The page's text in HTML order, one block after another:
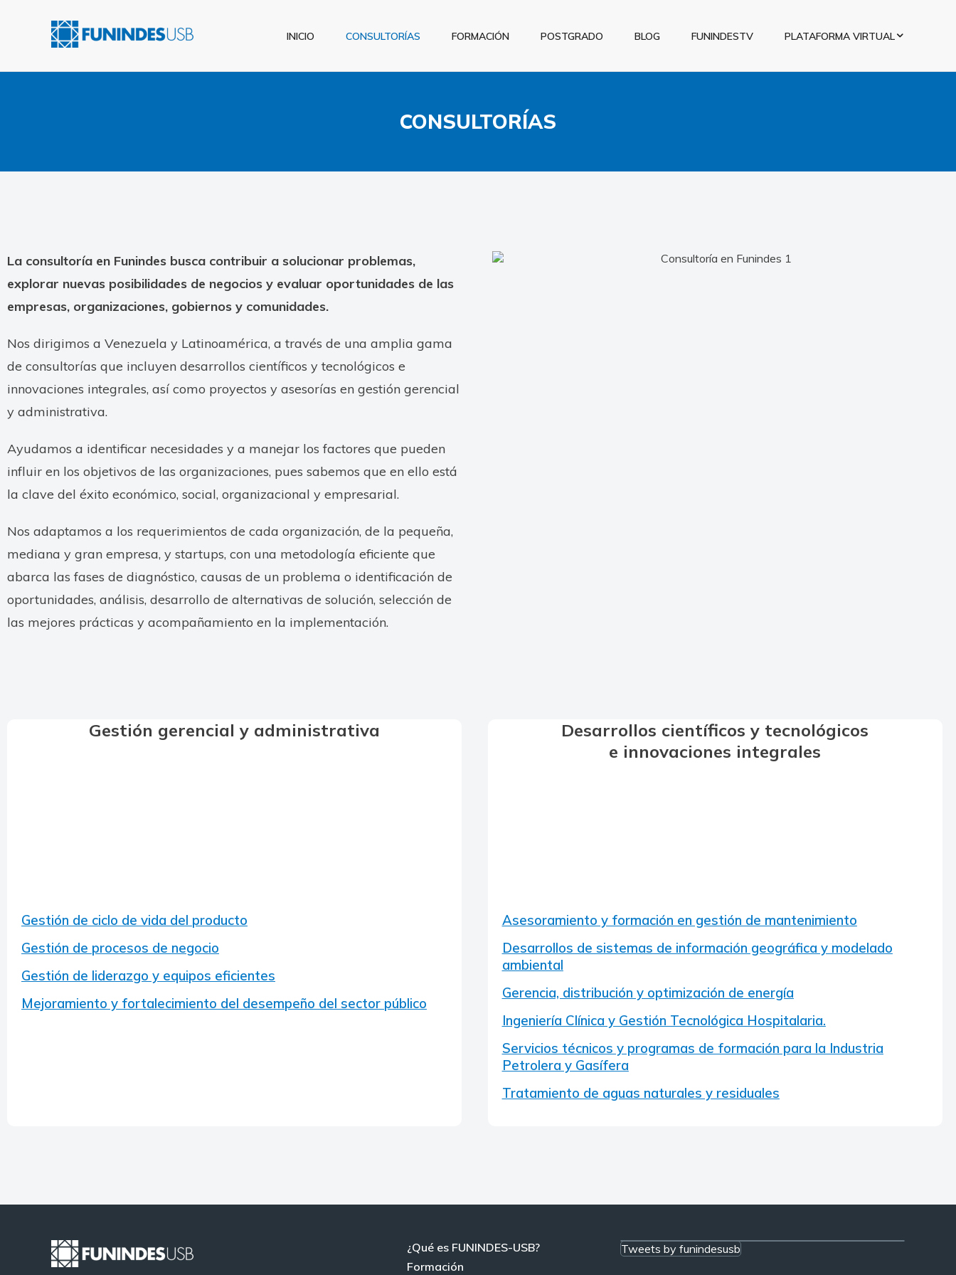
INICIO CONSULTORÍAS FORMACIÓN POSTGRADO BLOG FUNINDESTV PLATAFORMA VIRTUAL
CONSULTORÍAS
La consultoría en Funindes busca contribuir a solucionar problemas,
explorar nuevas posibilidades de negocios y evaluar oportunidades de las
empresas, organizaciones, gobiernos y comunidades.
Nos dirigimos a Venezuela y Latinoamérica, a través de una amplia gama
de consultorías que incluyen desarrollos científicos y tecnológicos e
innovaciones integrales, así como proyectos y asesorías en gestión gerencial
y administrativa.
Ayudamos a identificar necesidades y a manejar los factores que pueden
influir en los objetivos de las organizaciones, pues sabemos que en ello está
la clave del éxito económico, social, organizacional y empresarial.
Nos adaptamos a los requerimientos de cada organización, de la pequeña,
mediana y gran empresa, y startups, con una metodología eficiente que
abarca las fases de diagnóstico, causas de un problema o identificación de
oportunidades, análisis, desarrollo de alternativas de solución, selección de
las mejores prácticas y acompañamiento en la implementación.
Gestión gerencial y administrativa
Gestión de ciclo de vida del producto
Gestión de procesos de negocio
Gestión de liderazgo y equipos eficientes
Mejoramiento y fortalecimiento del desempeño del sector público
Desarrollos científicos y tecnológicos
e innovaciones integrales
Asesoramiento y formación en gestión de mantenimiento
Desarrollos de sistemas de información geográfica y modelado
ambiental
Gerencia, distribución y optimización de energía
Ingeniería Clínica y Gestión Tecnológica Hospitalaria.
Servicios técnicos y programas de formación para la Industria
Petrolera y Gasífera
Tratamiento de aguas naturales y residuales
¿Qué es FUNINDES-USB?
Formación
Tweets by funindesusb